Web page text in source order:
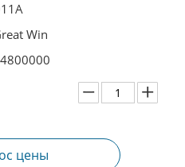
Win
цены